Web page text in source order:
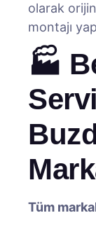
olarak
montajı
🏭
Tüm